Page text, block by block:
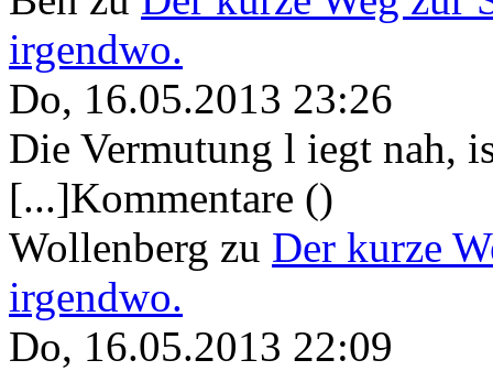
irgendwo.
Do, 16.05.2013 23:26
Die Vermutung l iegt nah,
[...]Kommentare ()
Wollenberg zu Der kurze
irgendwo.
Do, 16.05.2013 22:09